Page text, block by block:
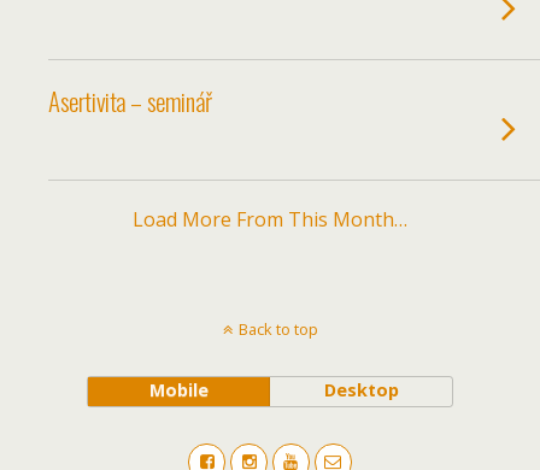
Asertivita – seminář
Load More From This Month…
Back to top
Mobile Desktop